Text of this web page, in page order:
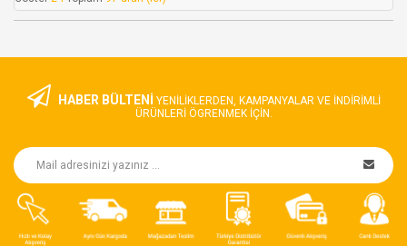
HABER BÜLTENİ YENILIKLERDEN, KAMPANYALAR VE INDIRIMLI
ÜRÜNLERI ÖGRENMEK IÇIN.